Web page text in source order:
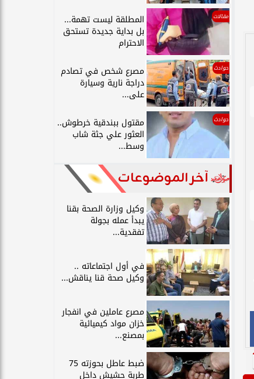
مقالات المطلقة ليست تهمة...
بل بداية جديدة تستحق
الاحترام
حوادث مصرع شخص في تصادم
دراجة نارية وسيارة
على...
حوادث مقتول ببندقية خرطوش..
العثور علي جثة شاب
وسط...
آخر الموضوعات
وكيل وزارة الصحة بقنا
يبدأ عمله بجولة
تفقدية...
في أول اجتماعاته ..
وكيل صحة قنا يناقش...
مصرع عاملين في انفجار
خزان مواد كيميائية
بمصنع...
ضبط عاطل بحوزته 75
طربة حشيش داخل